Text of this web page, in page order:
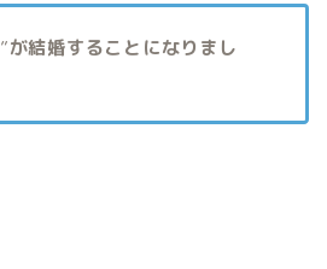
”が結婚することになりまし